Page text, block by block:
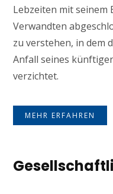
Lebzeiten mit seinem
Verwandten
zu verstehen, in dem
Anfall seines
verzichtet.
MEHR ERFAHREN